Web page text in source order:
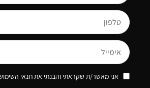
אני מאשר/ת שקראתי והבנתי את תנאי